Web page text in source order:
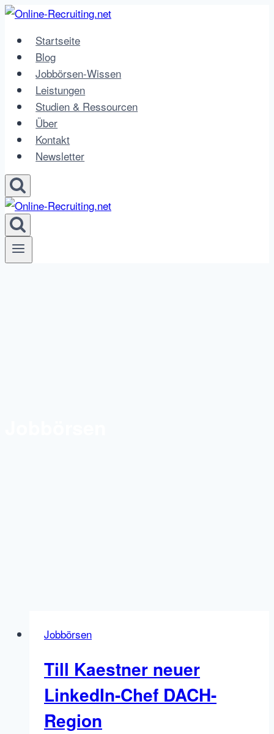
Zum
springenStartseite
Blog
Jobbörsen-Wissen
Leistungen
Studien & Ressourcen
Über
Kontakt
Newsletter
Jobbörsen
Till Kaestner neuer
LinkedIn-Chef DACH-
Region